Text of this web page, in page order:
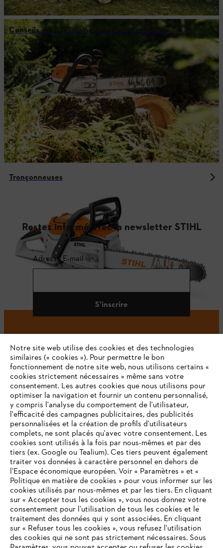
Conseils sur l’utilisation d’une tronçonneuse
Tronçonneuses
Restez informé avec la newsletter STIHL
Adresse E-mail
S'inscrire
#STIHL
L'Entreprise
STIHL FAQ
Contact
VOTRE NAVIGATEUR INTERNET
N'EST PLUS PRIS EN CHARGE
Notre site web utilise des cookies et des technologies
similaires (« cookies »). Pour permettre le bon
fonctionnement de notre site web, nous utilisons certains «
cookies strictement nécessaires » même sans votre
consentement. Les autres cookies que nous utilisons pour
optimiser la navigation et fournir un contenu personnalisé,
y compris l'analyse du comportement de l'utilisateur,
l'efficacité des campagnes publicitaires, des publicités
personnalisées et la création de profils d'utilisateurs
complets, ne sont placés qu'avec votre consentement. Les
cookies sont utilisés à la fois par nous-mêmes et par des
tiers (ex. Google ou Tealium). Ces tiers peuvent également
traiter vos données à caractère personnel en dehors de
l’Espace économique européen. Voir « Paramètres » et «
Politique en matière de cookies » pour vous informer sur les
cookies utilisés par nous-mêmes et par les tiers. En cliquant
sur « Accepter tous les cookies », vous nous donnez votre
consentement pour l’utilisation de tous les cookies et le
traitement des données qui y sont associées. En cliquant
sur « Refuser tous les cookies », vous refusez l'utilisation
des cookies qui ne sont pas strictement nécessaires. Sous